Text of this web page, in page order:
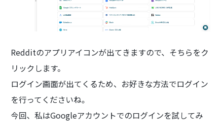
Redditのアプリアイコンが出てきますので、そちらをク
リックします。
ログイン画面が出てくるため、お好きな方法でログイン
を行ってくださいね。
今回、私はGoogleアカウントでのログインを試してみ